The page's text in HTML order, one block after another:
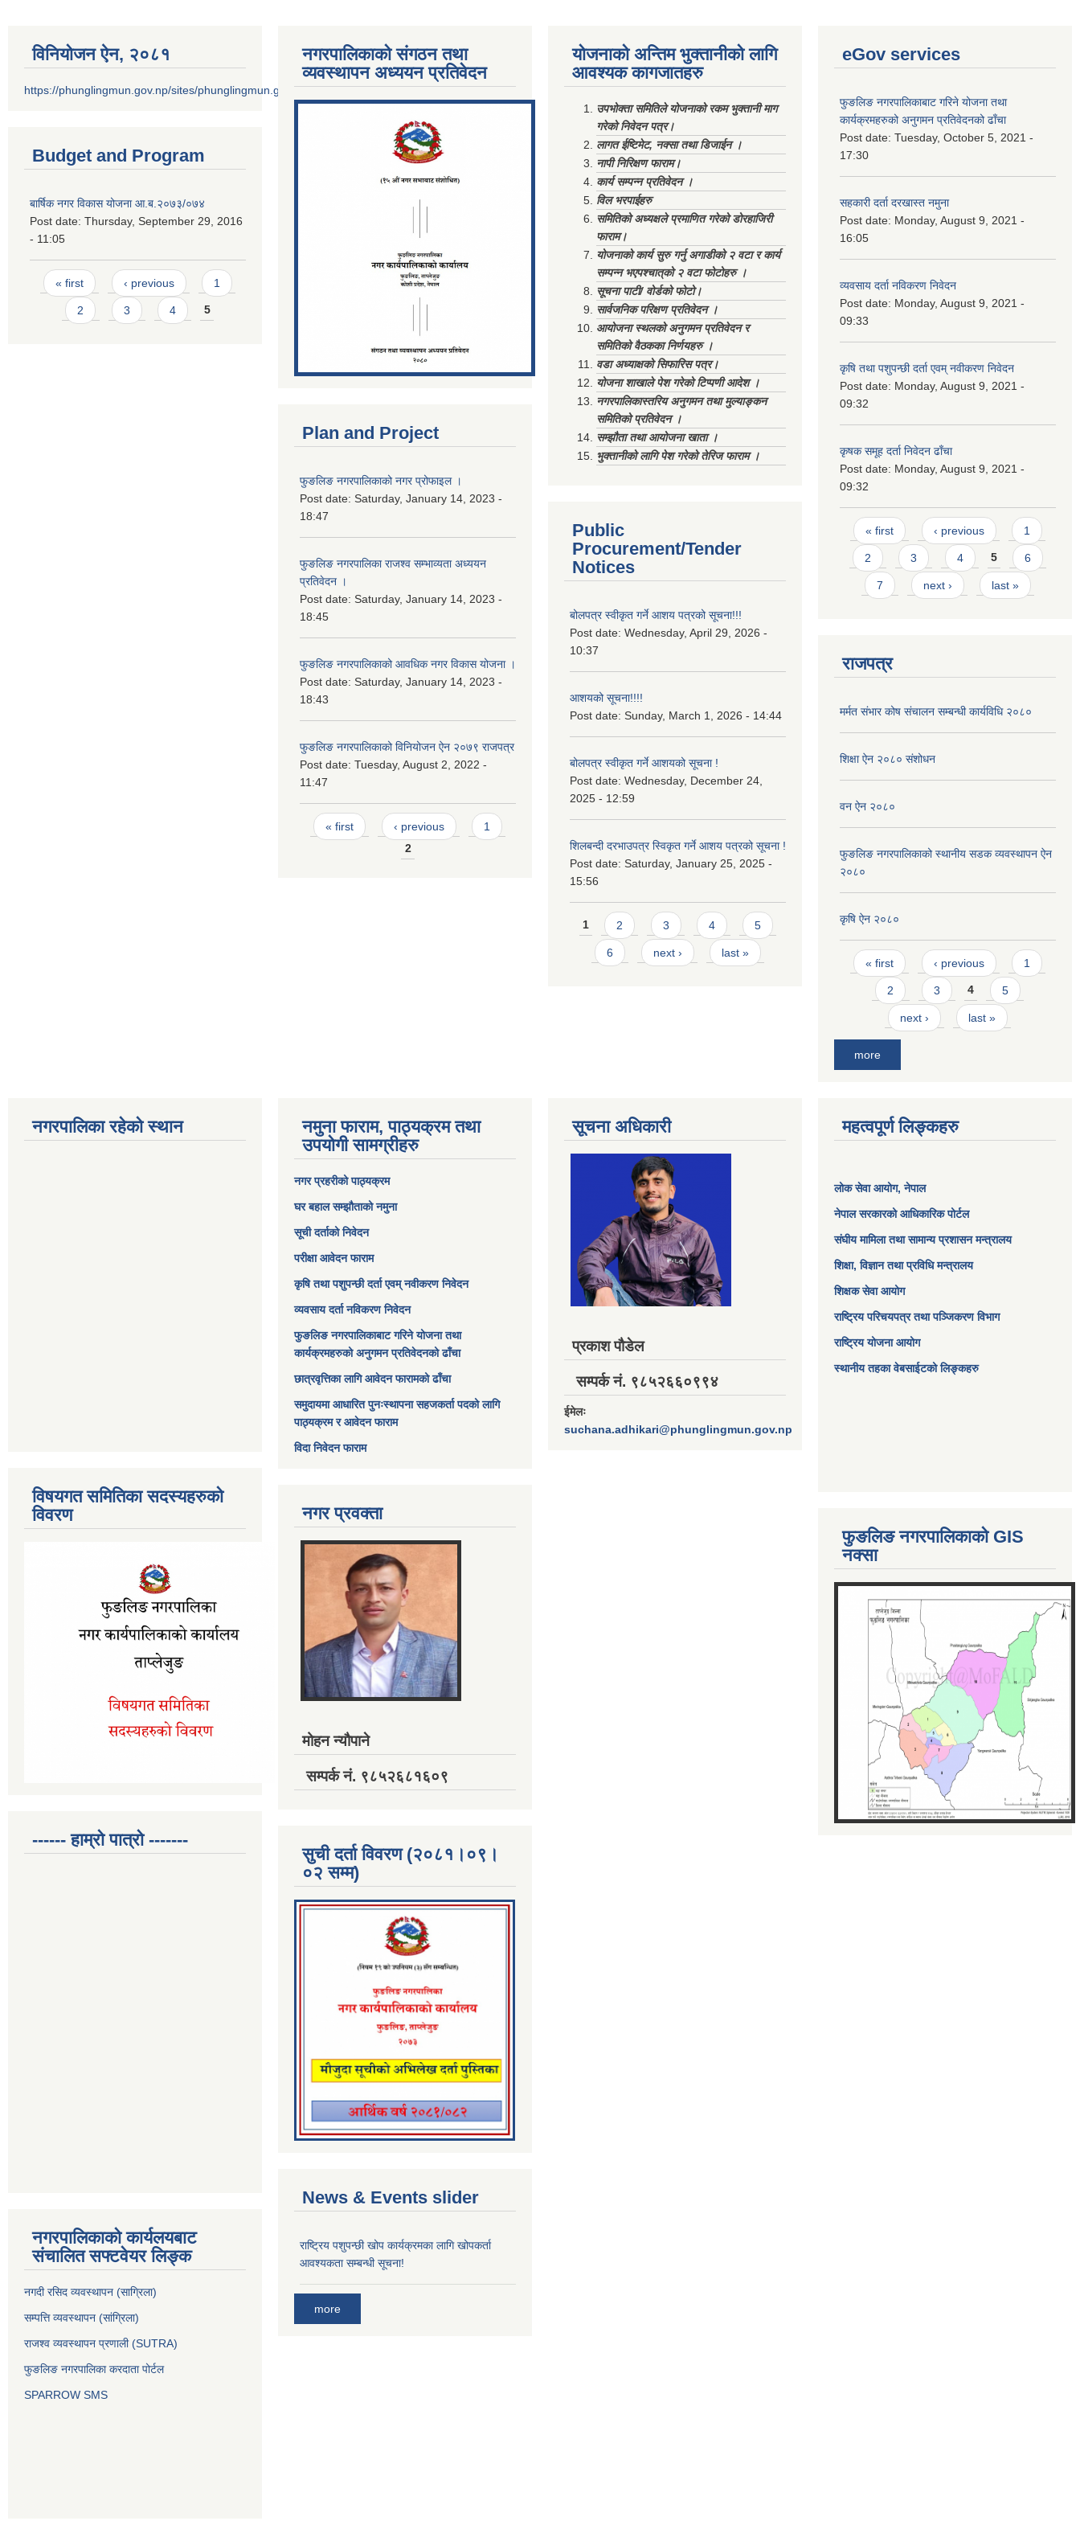
विनियोजन ऐन‚ २०८१
https://phunglingmun.gov.np/sites/phunglingmun.gov.np/files/documents/Al...
Budget and Program
बार्षिक नगर विकास योजना आ.ब.२०७३/०७४
Post date: Thursday, September 29, 2016
- 11:05
Pages
« first ‹ previous 1
2 3 4 5
नगरपालिकाको संगठन तथा
व्यवस्थापन अध्ययन प्रतिवेदन
Plan and Project
फुङलिङ नगरपालिकाको नगर प्रोफाइल ।
Post date: Saturday, January 14, 2023 -
18:47
फुङलिङ नगरपालिका राजश्व सम्भाव्यता अध्ययन
प्रतिवेदन ।
Post date: Saturday, January 14, 2023 -
18:45
फुङलिङ नगरपालिकाको आवधिक नगर विकास योजना ।
Post date: Saturday, January 14, 2023 -
18:43
फुङलिङ नगरपालिकाको विनियोजन ऐन २०७९ राजपत्र
Post date: Tuesday, August 2, 2022 -
11:47
Pages
« first ‹ previous
1
2
योजनाको अन्तिम भुक्तानीको लागि
आवश्यक कागजातहरु
उपभोक्ता समितिले योजनाको रकम भुक्तानी माग
गरेको निवेदन पत्र।
लागत ईष्टिमेट, नक्सा तथा डिजाईन ।
नापी निरिक्षण फाराम।
कार्य सम्पन्न प्रतिवेदन ।
विल भरपाईहरु
समितिको अध्यक्षले प्रमाणित गरेको डोरहाजिरी
फाराम।
योजनाको कार्य सुरु गर्नु अगाडीको २ वटा र कार्य
सम्पन्न भएपश्चात्‌को २ वटा फोटोहरु ।
सूचना पाटी/ वोर्डको फोटो।
सार्वजनिक परिक्षण प्रतिवेदन ।
आयोजना स्थलको अनुगमन प्रतिवेदन र
समितिको वैठकका निर्णयहरु ।
वडा अध्याक्षको सिफारिस पत्र।
योजना शाखाले पेश गरेको टिप्पणी आदेश ।
नगरपालिकास्तरिय अनुगमन तथा मुल्याङ्कन
समितिको प्रतिवेदन ।
सम्झौता तथा आयोजना खाता ।
भुक्तानीको लागि पेश गरेको तेरिज फाराम ।
Public
Procurement/Tender
Notices
बोलपत्र स्वीकृत गर्ने आशय पत्रको सूचना!!!
Post date: Wednesday, April 29, 2026 -
10:37
आशयको सूचना!!!!
Post date: Sunday, March 1, 2026 - 14:44
बोलपत्र स्वीकृत गर्ने आशयको सूचना !
Post date: Wednesday, December 24,
2025 - 12:59
शिलबन्दी दरभाउपत्र स्विकृत गर्ने आशय पत्रको सूचना !
Post date: Saturday, January 25, 2025 -
15:56
Pages
1 2 3 4 5
6 next › last »
eGov services
फुङलिङ नगरपालिकाबाट गरिने योजना तथा
कार्यक्रमहरुको अनुगमन प्रतिवेदनको ढाँचा
Post date: Tuesday, October 5, 2021 -
17:30
सहकारी दर्ता दरखास्त नमुना
Post date: Monday, August 9, 2021 -
16:05
व्यवसाय दर्ता नविकरण निवेदन
Post date: Monday, August 9, 2021 -
09:33
कृषि तथा पशुपन्छी दर्ता एवम् नवीकरण निवेदन
Post date: Monday, August 9, 2021 -
09:32
कृषक समूह दर्ता निवेदन ढाँचा
Post date: Monday, August 9, 2021 -
09:32
Pages
« first ‹ previous 1
2 3 4 5 6
7 next › last »
राजपत्र
मर्मत संभार कोष संचालन सम्बन्धी कार्यविधि २०८०
शिक्षा ऐन २०८० संशोधन
वन ऐन २०८०
फुङलिङ नगरपालिकाको स्थानीय सडक व्यवस्थापन ऐन
२०८०
कृषि ऐन २०८०
Pages
« first ‹ previous 1
2 3 4 5
next › last »
more
नगरपालिका रहेको स्थान
विषयगत समितिका सदस्यहरुको
विवरण
------ हाम्रो पात्रो -------
नगरपालिकाको कार्यलयबाट
संचालित सफ्टवेयर लिङ्क
नगदी रसिद व्यवस्थापन (साग्रिला)
सम्पत्ति व्यवस्थापन (सांग्रिला)
राजश्व व्यवस्थापन प्रणाली (SUTRA)
फुङलिङ नगरपालिका करदाता पोर्टल
SPARROW SMS
नमुना फाराम, पाठ्यक्रम तथा
उपयोगी सामग्रीहरु
नगर प्रहरीको पाठ्यक्रम
घर बहाल सम्झौताको नमुना
सूची दर्ताको निवेदन
परीक्षा आवेदन फाराम
कृषि तथा पशुपन्छी दर्ता एवम् नवीकरण निवेदन
व्यवसाय दर्ता नविकरण निवेदन
फुङलिङ नगरपालिकाबाट गरिने योजना तथा
कार्यक्रमहरुको अनुगमन प्रतिवेदनको ढाँचा
छात्रवृत्तिका लागि आवेदन फारामको ढाँचा
समुदायमा आधारित पुनःस्थापना सहजकर्ता पदको लागि
पाठ्यक्रम र आवेदन फाराम
विदा निवेदन फाराम
नगर प्रवक्ता
मोहन न्यौपाने
सम्पर्क नं. ९८५२६८१६०९
सुची दर्ता विवरण (२०८१।०९।
०२ सम्म)
News & Events slider
राष्ट्रिय पशुपन्छी खोप कार्यक्रमका लागि खोपकर्ता
आवश्यकता सम्बन्धी सूचना!
more
सूचना अधिकारी
प्रकाश पौडेल
सम्पर्क नं. ९८५२६६०९९४
ईमेलः
suchana.adhikari@phunglingmun.gov.np
महत्वपूर्ण लिङ्कहरु
लोक सेवा आयोग, नेपाल
नेपाल सरकारको आधिकारिक पोर्टल
संघीय मामिला तथा सामान्य प्रशासन मन्त्रालय
शिक्षा, विज्ञान तथा प्रविधि मन्त्रालय
शिक्षक सेवा आयोग
राष्ट्रिय परिचयपत्र तथा पञ्जिकरण विभाग
राष्ट्रिय योजना आयोग
स्थानीय तहका वेबसाईटको लिङ्कहरु
फुङलिङ नगरपालिकाको GIS
नक्सा